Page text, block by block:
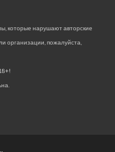
которые нарушают авторские
организации, пожалуйста,
.